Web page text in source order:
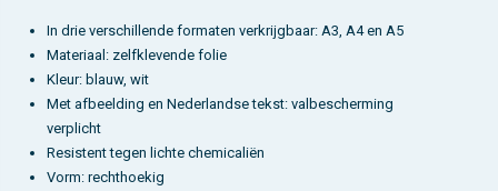
In drie verschillende formaten verkrijgbaar: A3, A4 en A5
Materiaal: zelfklevende folie
Kleur: blauw, wit
Met afbeelding en Nederlandse tekst: valbescherming
verplicht
Resistent tegen lichte chemicaliën
Vorm: rechthoekig